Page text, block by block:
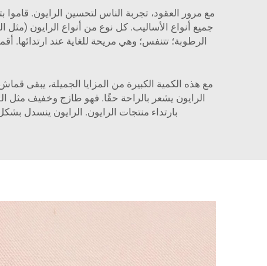
مع مرور العقود، تجربة الناس لتحسين الرايون. قاموا
جميع أنواع الأساليب. كل نوع من أنواع الرايون (مثل
مع هذه الكمية الكبيرة من المزايا الجميلة، يبقى
الرايون يشعر بالراحة حقًا. فهو طازج وخفيف مثل
بارتداء منتجات الرايون. الرايون ينسدل